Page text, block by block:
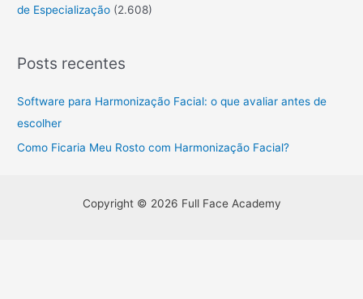
de Especialização (2.608)
Posts recentes
Software para Harmonização Facial: o que avaliar antes de
escolher
Como Ficaria Meu Rosto com Harmonização Facial?
Copyright © 2026 Full Face Academy